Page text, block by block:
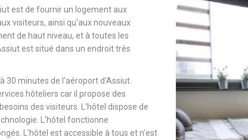
est de fournir un logement aux
visiteurs, ainsi qu'aux nouveaux
de haut niveau, et à toutes les
est situé dans un endroit très
30 minutes de l'aéroport d'Assiut.
hôteliers car il propose des
des visiteurs. L'hôtel dispose de
L'hôtel fonctionne
L'hôtel est accessible à tous et n'est